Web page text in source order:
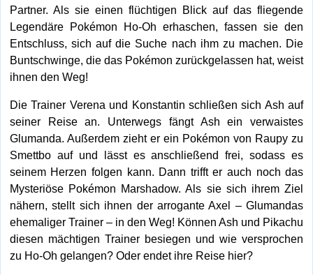
Partner. Als sie einen flüchtigen Blick auf das fliegende
Legendäre Pokémon Ho-Oh erhaschen, fassen sie den
Entschluss, sich auf die Suche nach ihm zu machen. Die
Buntschwinge, die das Pokémon zurückgelassen hat, weist
ihnen den Weg!
Die Trainer Verena und Konstantin schließen sich Ash auf
seiner Reise an. Unterwegs fängt Ash ein verwaistes
Glumanda. Außerdem zieht er ein Pokémon von Raupy zu
Smettbo auf und lässt es anschließend frei, sodass es
seinem Herzen folgen kann. Dann trifft er auch noch das
Mysteriöse Pokémon Marshadow. Als sie sich ihrem Ziel
nähern, stellt sich ihnen der arrogante Axel – Glumandas
ehemaliger Trainer – in den Weg! Können Ash und Pikachu
diesen mächtigen Trainer besiegen und wie versprochen
zu Ho-Oh gelangen? Oder endet ihre Reise hier?